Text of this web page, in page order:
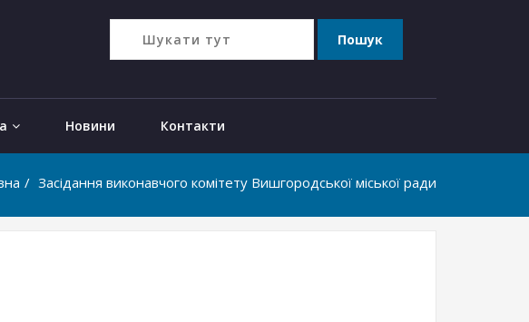
Новини Контакти
Засідання виконавчого комітету Вишгородської міської ради